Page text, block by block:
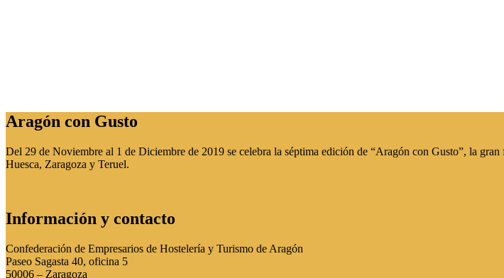
Aragón con Gusto
Del 29 de Noviembre al 1 de Diciembre de 2019 se celebra la séptima edición de “Aragón con Gusto”, la
Huesca, Zaragoza y Teruel.
Información y contacto
Confederación de Empresarios de Hostelería y Turismo de Aragón
Paseo Sagasta 40, oficina 5
50006 – Zaragoza